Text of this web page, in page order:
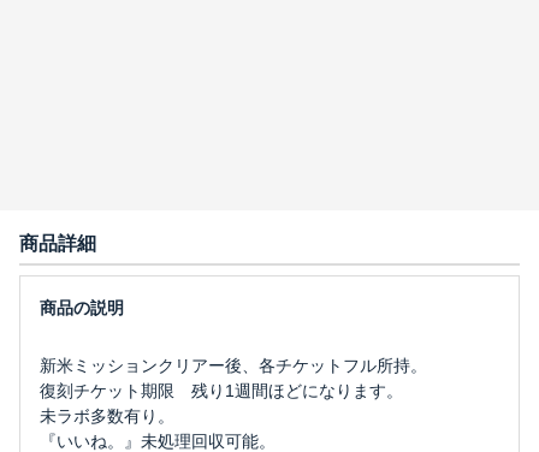
商品詳細
新米ミッションクリアー後、各チケットフル所持。
復刻チケット期限 残り1週間ほどになります。
未ラボ多数有り。
『いいね。』未処理回収可能。